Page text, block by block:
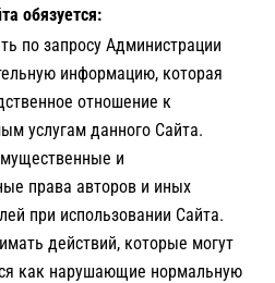
обязуется:
по запросу Администрации
информацию, которая
отношение к
услугам данного Сайта.
и
права авторов и иных
при использовании Сайта.
действий, которые могут
как нарушающие нормальную